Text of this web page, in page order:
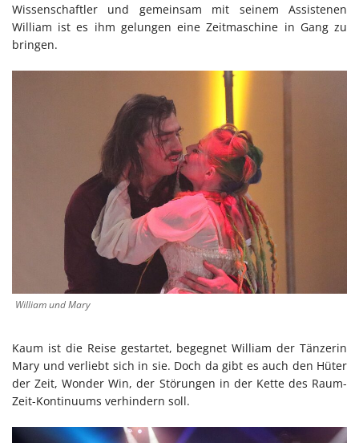
Wissenschaftler und gemeinsam mit seinem Assistenen
William ist es ihm gelungen eine Zeitmaschine in Gang zu
bringen.
William und Mary
Kaum ist die Reise gestartet, begegnet William der Tänzerin
Mary und verliebt sich in sie. Doch da gibt es auch den Hüter
der Zeit, Wonder Win, der Störungen in der Kette des Raum-
Zeit-Kontinuums verhindern soll.